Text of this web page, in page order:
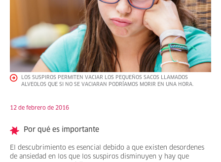
LOS SUSPIROS PERMITEN VACIAR LOS PEQUEÑOS SACOS LLAMADOS
ALVEOLOS QUE SI NO SE VACIARAN PODRÍAMOS MORIR EN UNA HORA.
12 de febrero de 2016
Por qué es importante
El descubrimiento es esencial debido a que existen desordenes
de ansiedad en los que los suspiros disminuyen y hay que